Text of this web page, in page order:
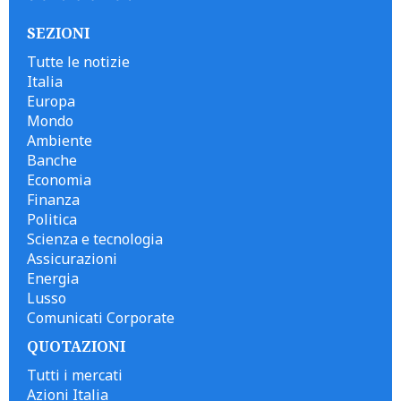
SEZIONI
Tutte le notizie
Italia
Europa
Mondo
Ambiente
Banche
Economia
Finanza
Politica
Scienza e tecnologia
Assicurazioni
Energia
Lusso
Comunicati Corporate
QUOTAZIONI
Tutti i mercati
Azioni Italia